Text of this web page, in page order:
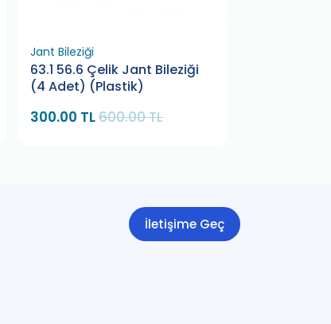
Jant Bileziği
63.1 56.6 Çelik Jant Bileziği
(4 Adet) (Plastik)
300.00 TL600.00 TL
İletişime Geç